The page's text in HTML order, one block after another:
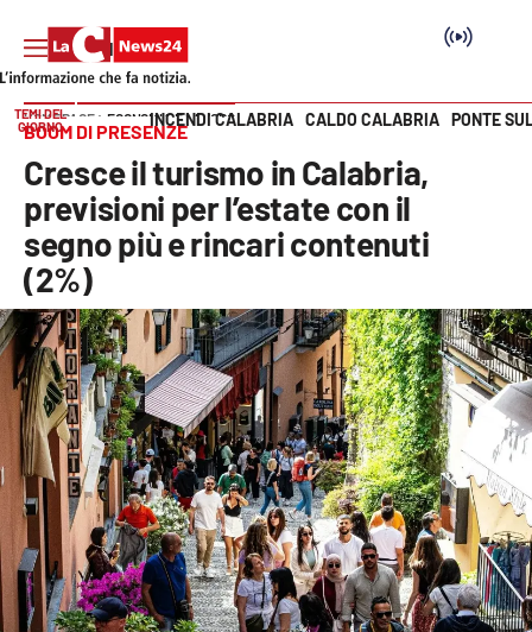
SEZIONI
Cronaca
Politica
Attualità
Economia e lavoro
Italia Mondo
Sanità
Sport
Vai
TEMI DEL
GIORNO
INCENDI CALABRIA CALDO CALABRIA PONTE
HOME PAGE ECONOMIA E LAVORO
BOOM DI PRESENZE
Cresce il turismo in Calabria,
previsioni per l’estate con il
segno più e rincari contenuti
(2%)